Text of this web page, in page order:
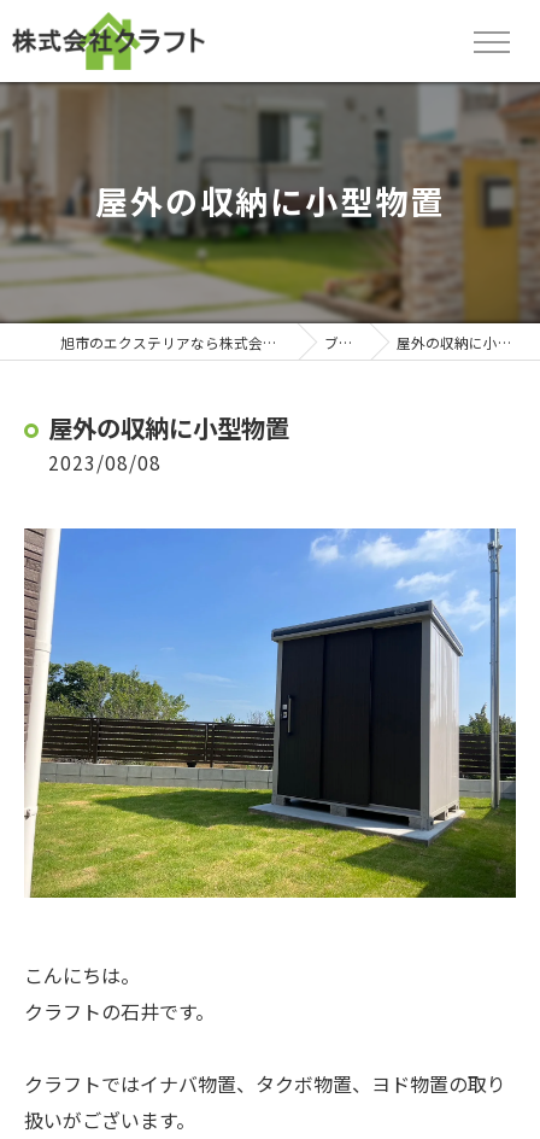
屋外の収納に小型物置
旭市のエクステリアなら株式会社クラフト ブログ 屋外の収納に小型物置
屋外の収納に小型物置
2023/08/08
こんにちは。
クラフトの石井です。
クラフトではイナバ物置、タクボ物置、ヨド物置の取り
扱いがございます。